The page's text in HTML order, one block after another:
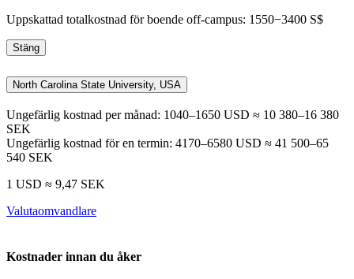
Uppskattad totalkostnad för boende off-campus: 1550−3400 S$
Stäng
North Carolina State University, USA
Ungefärlig kostnad per månad: 1040–1650 USD ≈ 10 380–16 380
SEK
Ungefärlig kostnad för en termin: 4170–6580 USD ≈ 41 500–65
540 SEK
1 USD ≈ 9,47 SEK
Valutaomvandlare
Kostnader innan du åker